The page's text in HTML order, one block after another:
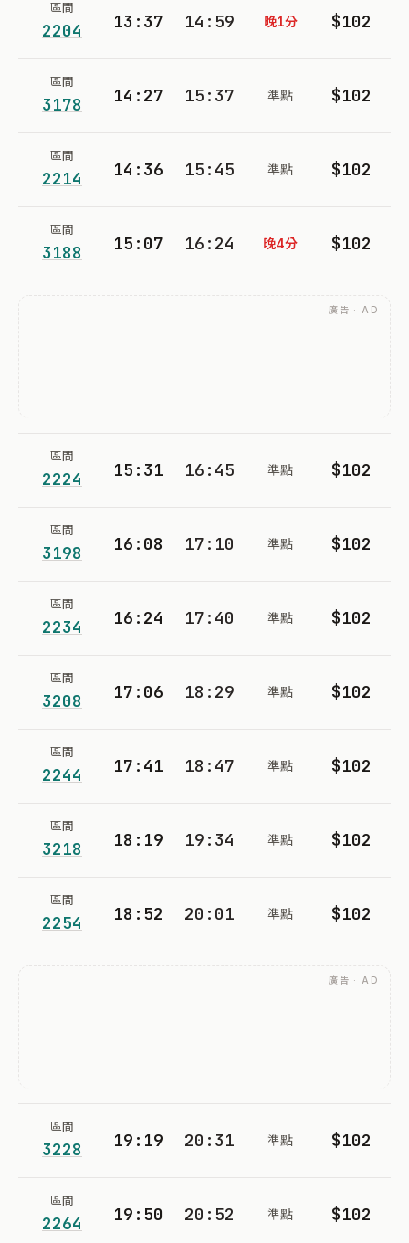
區間
2204 13:37 14:59 晚1分 $102
區間
3178 14:27 15:37 準點 $102
區間
2214 14:36 15:45 準點 $102
區間
3188 15:07 16:24 晚4分 $102
廣告 · AD
區間
2224 15:31 16:45 準點 $102
區間
3198 16:08 17:10 準點 $102
區間
2234 16:24 17:40 準點 $102
區間
3208 17:06 18:29 準點 $102
區間
2244 17:41 18:47 準點 $102
區間
3218 18:19 19:34 準點 $102
區間
2254 18:52 20:01 準點 $102
廣告 · AD
區間
3228 19:19 20:31 準點 $102
區間
2264 19:50 20:52 準點 $102